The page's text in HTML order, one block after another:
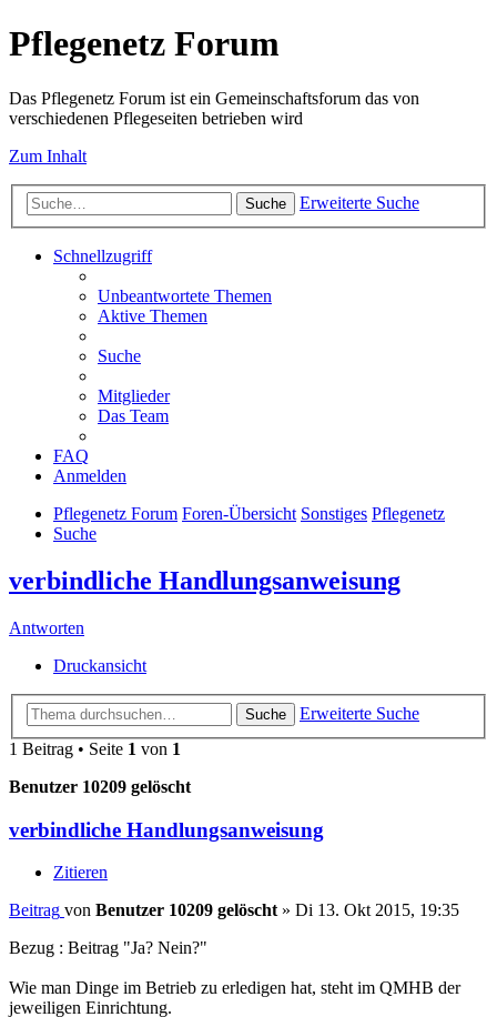
Pflegenetz Forum
Das Pflegenetz Forum ist ein Gemeinschaftsforum das von
verschiedenen Pflegeseiten betrieben wird
Zum Inhalt
Suche Erweiterte Suche
Schnellzugriff
Unbeantwortete Themen
Aktive Themen
Suche
Mitglieder
Das Team
FAQ
Anmelden
Pflegenetz Forum Foren-Übersicht Sonstiges Pflegenetz
Suche
verbindliche Handlungsanweisung
Antworten
Druckansicht
Suche
Erweiterte Suche
1 Beitrag • Seite 1 von 1
Benutzer 10209 gelöscht
verbindliche Handlungsanweisung
Zitieren
Beitrag von Benutzer 10209 gelöscht » Di 13. Okt 2015, 19:35
Bezug : Beitrag "Ja? Nein?"
Wie man Dinge im Betrieb zu erledigen hat, steht im QMHB der
jeweiligen Einrichtung.